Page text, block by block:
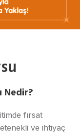
Nedir?
fırsat
ve ihtiyaç